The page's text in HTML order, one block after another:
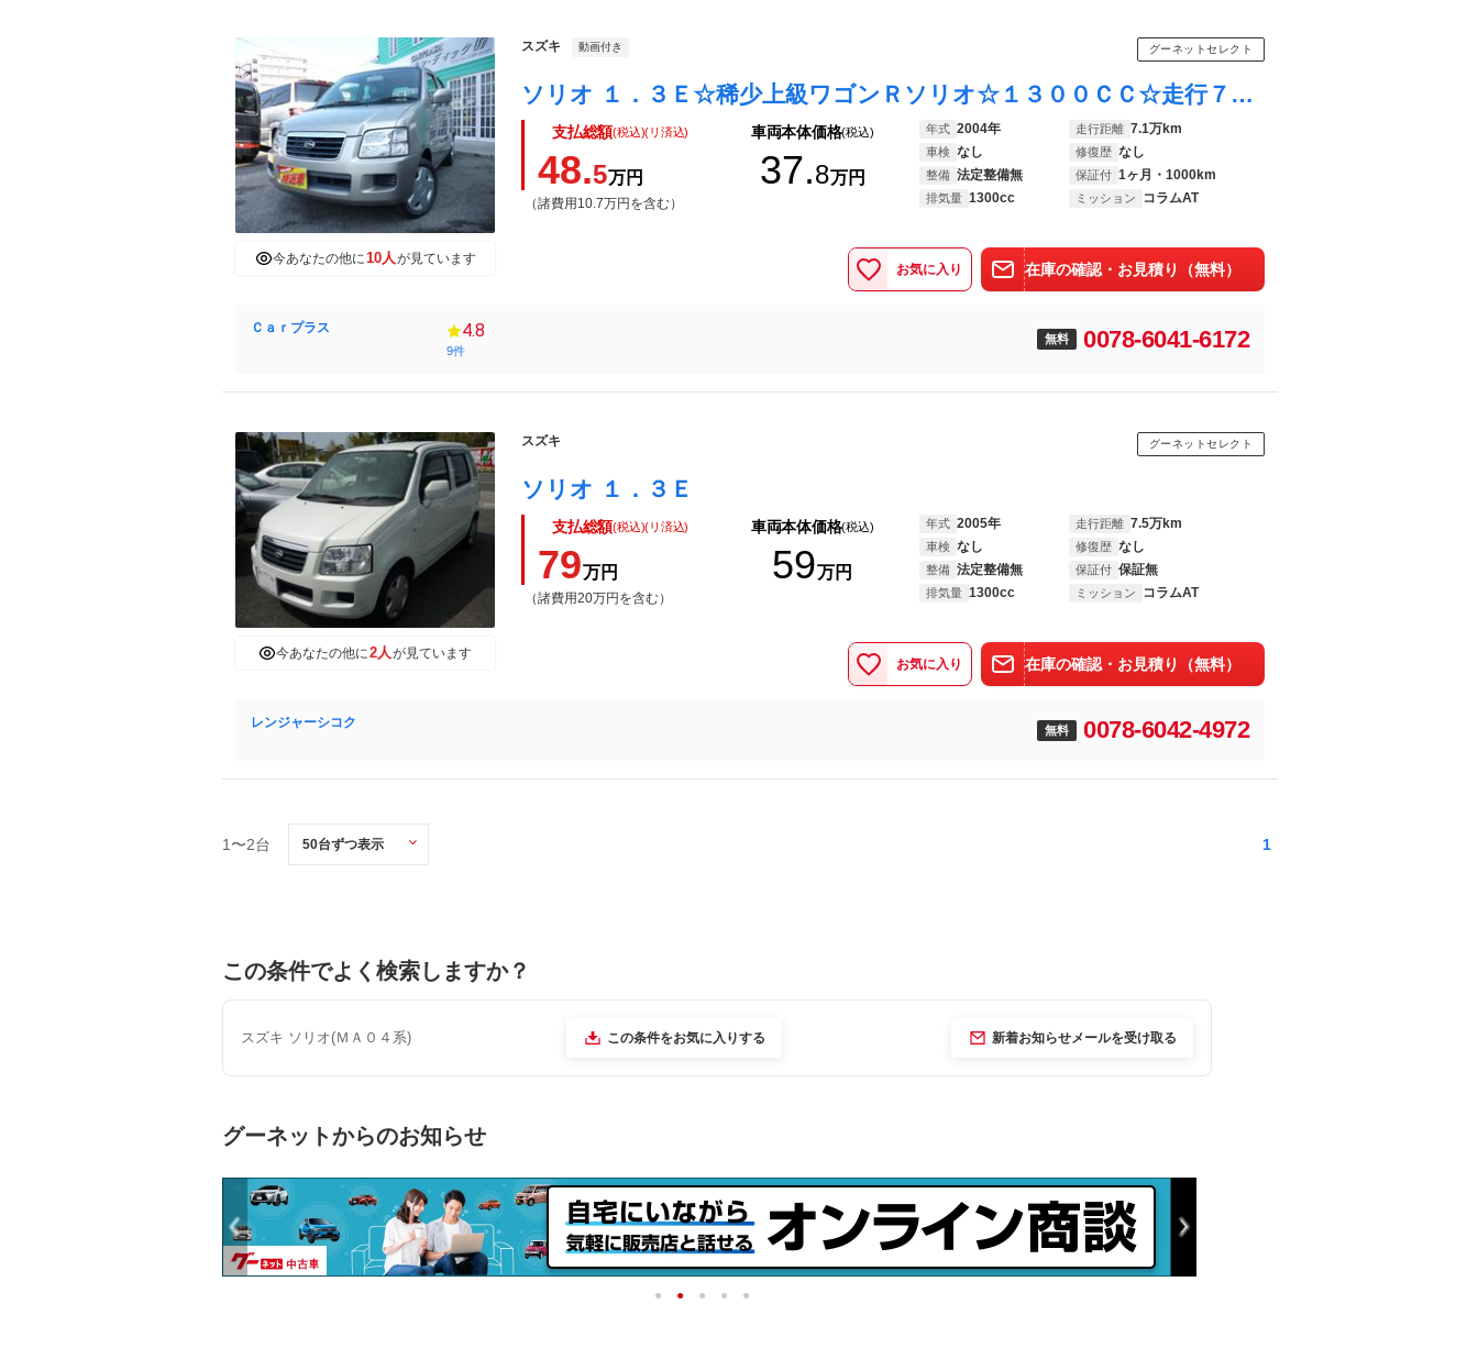
今あなたの他に10人が見ています
スズキ 動画付き グーネットセレクト
ソリオ １．３Ｅ☆稀少上級ワゴンＲソリオ☆１３００ＣＣ☆走行７万キロ 稀少ワゴンＲソリオ☆室内広々☆ワンラックＵＰの上級ワゴンＲ☆室内広々・馬力もあります☆１３００ＣＣ！走行７万キロ☆通勤・通学・お仕事にも最適です♪♪
支払総額(税込)(リ済込)
48.5万円
（諸費用10.7万円を含む）
車両本体価格(税込)
37.8万円
年式 2004年 走行距離 7.1万km
車検 なし 修復歴 なし
整備 法定整備無 保証付 1ヶ月・1000km
排気量 1300cc ミッション コラムAT
お気に入り 在庫の確認・お見積り（無料）
Ｃａｒプラス 4.8
9件
無料 0078-6041-6172
今あなたの他に2人が見ています
スズキ グーネットセレクト
ソリオ １．３Ｅ
支払総額(税込)(リ済込)
79万円
（諸費用20万円を含む）
車両本体価格(税込)
59万円
年式 2005年 走行距離 7.5万km
車検 なし 修復歴 なし
整備 法定整備無 保証付 保証無
排気量 1300cc ミッション コラムAT
お気に入り 在庫の確認・お見積り（無料）
レンジャーシコク 無料 0078-6042-4972
1〜2台 1
この条件でよく検索しますか？
スズキ ソリオ(ＭＡ０４系) この条件をお気に入りする 新着お知らせメールを受け取る
グーネットからのお知らせ